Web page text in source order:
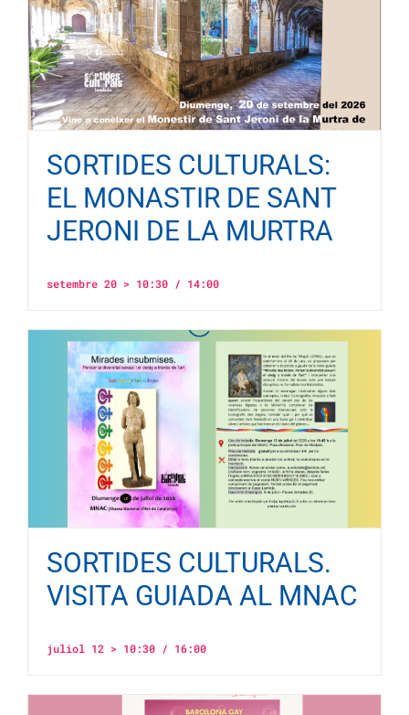
SORTIDES CULTURALS:
EL MONASTIR DE SANT
JERONI DE LA MURTRA
setembre 20 > 10:30/ 14:00
SORTIDES CULTURALS.
VISITA GUIADA AL MNAC
juliol 12 > 10:30/ 16:00